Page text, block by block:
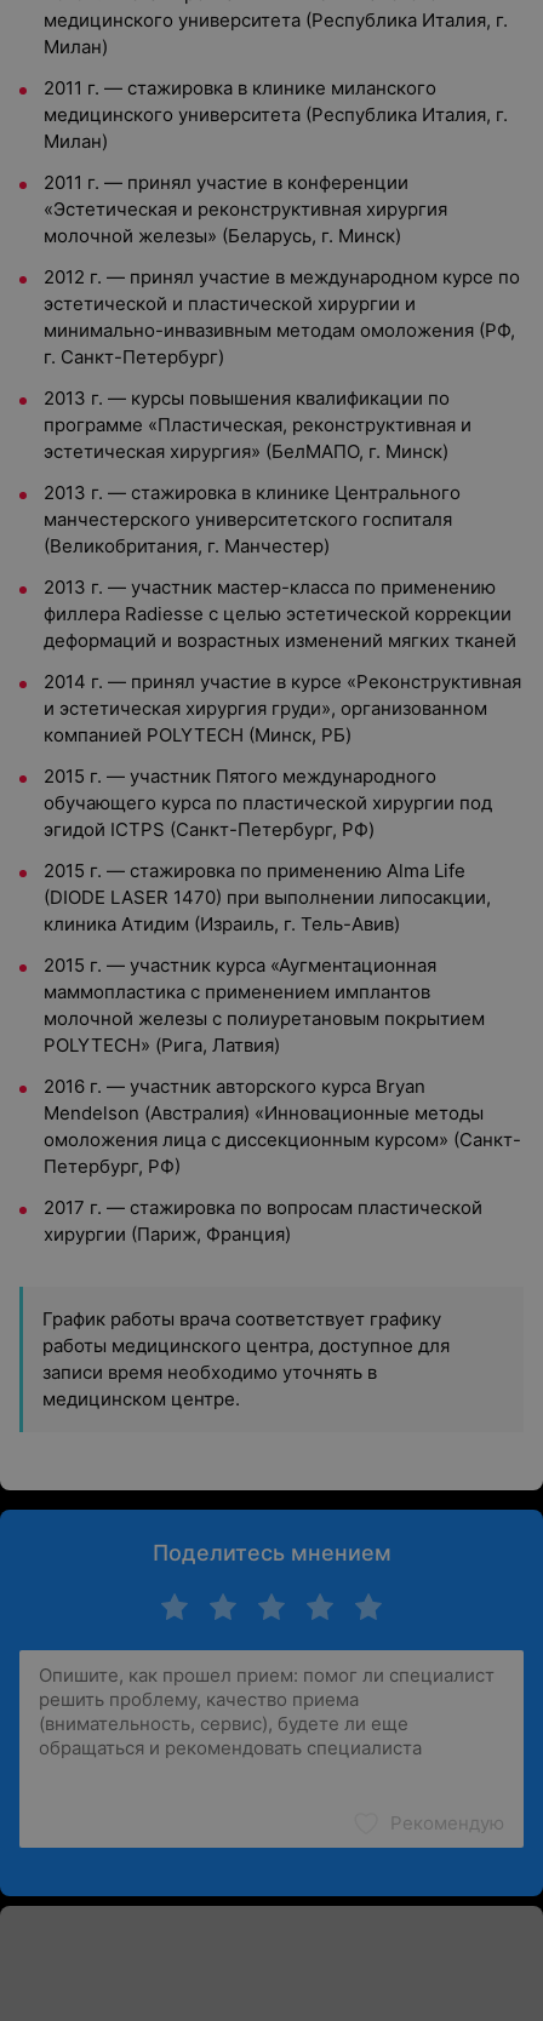
медицинского университета (Республика Италия, г.
Милан)
2011 г. — стажировка в клинике миланского
медицинского университета (Республика Италия, г.
Милан)
2011 г. — принял участие в конференции
«Эстетическая и реконструктивная хирургия
молочной железы» (Беларусь, г. Минск)
2012 г. — принял участие в международном курсе по
эстетической и пластической хирургии и
минимально-инвазивным методам омоложения (РФ,
г. Санкт-Петербург)
2013 г. — курсы повышения квалификации по
программе «Пластическая, реконструктивная и
эстетическая хирургия» (БелМАПО, г. Минск)
2013 г. — стажировка в клинике Центрального
манчестерского университетского госпиталя
(Великобритания, г. Манчестер)
2013 г. — участник мастер-класса по применению
филлера Radiesse с целью эстетической коррекции
деформаций и возрастных изменений мягких тканей
2014 г. — принял участие в курсе «Реконструктивная
и эстетическая хирургия груди», организованном
компанией POLYTECH (Минск, РБ)
2015 г. — участник Пятого международного
обучающего курса по пластической хирургии под
эгидой ICTPS (Санкт-Петербург, РФ)
2015 г. — стажировка по применению Alma Life
(DIODE LASER 1470) при выполнении липосакции,
клиника Атидим (Израиль, г. Тель-Авив)
2015 г. — участник курса «Аугментационная
маммопластика с применением имплантов
молочной железы с полиуретановым покрытием
POLYTECH» (Рига, Латвия)
2016 г. — участник авторского курса Bryan
Mendelson (Австралия) «Инновационные методы
омоложения лица с диссекционным курсом» (Санкт-
Петербург, РФ)
2017 г. — стажировка по вопросам пластической
хирургии (Париж, Франция)
График работы врача соответствует графику
работы медицинского центра, доступное для
записи время необходимо уточнять в
медицинском центре.
Поделитесь мнением
Рекомендую